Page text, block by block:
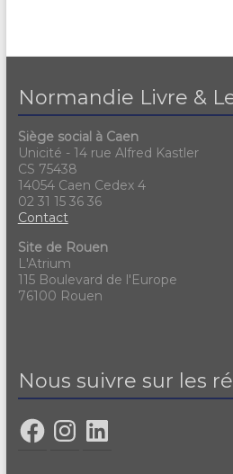
Normandie Livre &
Siège social à Caen
Unicité - 14 rue Alfred Kastler
CS 75438
14054 Caen Cedex 4
02 31 15 36 36
Contact
Site de Rouen
L'Atrium
115 Boulevard de l'Europe
76100 Rouen
Nous suivre sur les